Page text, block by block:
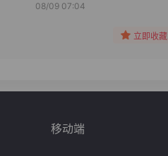
08/09 07:04
立即收藏
移动端